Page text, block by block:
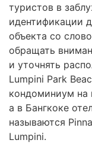
туристов в
идентификации
объекта со
обращать
и уточнять
Lumpini Park
кондоминиум на
а в Бангкоке
называются
Lumpini.